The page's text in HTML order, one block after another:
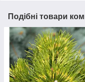
Подібні товари